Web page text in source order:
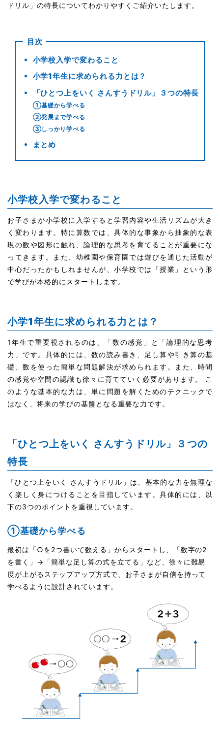
ドリル」の特長についてわかりやすくご紹介いたします。
目次
小学校入学で変わること
小学1年生に求められる力とは？
「ひとつ上をいく さんすうドリル」３つの特長
①基礎から学べる
②発展まで学べる
③しっかり学べる
まとめ
小学校入学で変わること
お子さまが小学校に入学すると学習内容や生活リズムが大き
く変わります。特に算数では、具体的な事象から抽象的な表
現の数や図形に触れ、論理的な思考を育てることが重要にな
ってきます。また、幼稚園や保育園では遊びを通じた活動が
中心だったかもしれませんが、小学校では「授業」という形
で学びが本格的にスタートします。
小学1年生に求められる力とは？
1年生で重要視されるのは、「数の感覚」と「論理的な思考
力」です。具体的には、数の読み書き、足し算や引き算の基
礎、数を使った簡単な問題解決が求められます。また、時間
の感覚や空間の認識も徐々に育てていく必要があります。 こ
のような基本的な力は、単に問題を解くためのテクニックで
はなく、将来の学びの基盤となる重要な力です。
「ひとつ上をいく さんすうドリル」３つの
特長
「ひとつ上をいく さんすうドリル」は、基本的な力を無理な
く楽しく身につけることを目指しています。具体的には、以
下の3つのポイントを重視しています。
①基礎から学べる
最初は「○を2つ書いて数える」からスタートし、「数字の2
を書く」→「簡単な足し算の式を立てる」など、徐々に難易
度が上がるステップアップ方式で、お子さまが自信を持って
学べるように設計されています。